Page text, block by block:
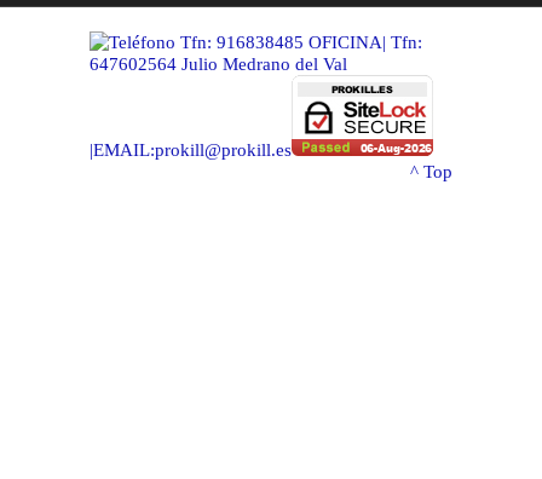
Tfn: 916838485 OFICINA| Tfn:
647602564 Julio Medrano del Val
|EMAIL:prokill@prokill.es
^ Top